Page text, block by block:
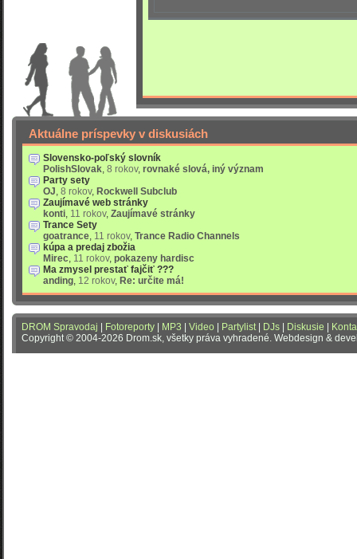
Aktuálne príspevky v diskusiách
Slovensko-poľský slovník
PolishSlovak, 8 rokov, rovnaké slová, iný význam
Party sety
OJ, 8 rokov, Rockwell Subclub
Zaujímavé web stránky
konti, 11 rokov, Zaujímavé stránky
Trance Sety
goatrance, 11 rokov, Trance Radio Channels
kúpa a predaj zbožia
Mirec, 11 rokov, pokazeny hardisc
Ma zmysel prestať fajčiť ???
anding, 12 rokov, Re: určite má!
DROM Spravodaj Fotoreporty MP3 Video Partylist| DJs Diskusie
Copyright © 2004-2026 Drom.sk, všetky práva vyhradené. Webdesign &